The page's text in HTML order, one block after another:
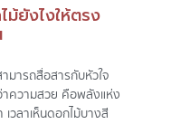
ยังไงให้ตรง
มารถสื่อสารกับหัวใจ
าความสวย คือพลังแห่ง
วลาเห็นดอกไม้บางสี